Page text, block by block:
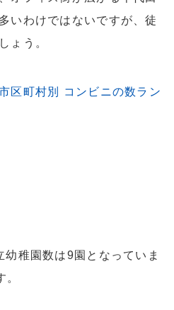
いわけではないですが、徒
ょう。
区町村別 コンビニの数ラン
稚園数は9園となっていま